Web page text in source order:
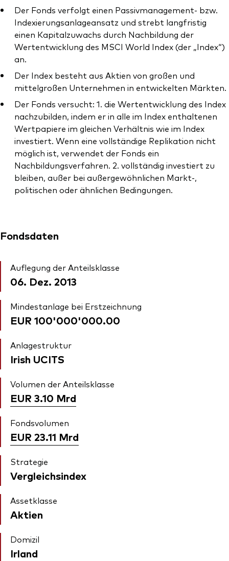
Dienstleistungen
Portfolio-Services
Der Fonds verfolgt einen Passivmanagement- bzw.
Indexierungsanlageansatz und strebt langfristig
einen Kapitalzuwachs durch Nachbildung der
Wertentwicklung des MSCI World Index (der „Index“)
an.
Der Index besteht aus Aktien von großen und
mittelgroßen Unternehmen in entwickelten Märkten.
Der Fonds versucht: 1. die Wertentwicklung des Index
nachzubilden, indem er in alle im Index enthaltenen
Wertpapiere im gleichen Verhältnis wie im Index
investiert. Wenn eine vollständige Replikation nicht
möglich ist, verwendet der Fonds ein
Nachbildungsverfahren. 2. vollständig investiert zu
bleiben, außer bei außergewöhnlichen Markt-,
politischen oder ähnlichen Bedingungen.
Fondsdaten
Auflegung der Anteilsklasse
06. Dez. 2013
Mindestanlage bei Erstzeichnung
EUR 100'000'000.00
Anlagestruktur
Irish UCITS
Volumen der Anteilsklasse
EUR 3.10 Mrd
Fondsvolumen
EUR 23.11 Mrd
Strategie
Vergleichsindex
Assetklasse
Aktien
Domizil
Irland